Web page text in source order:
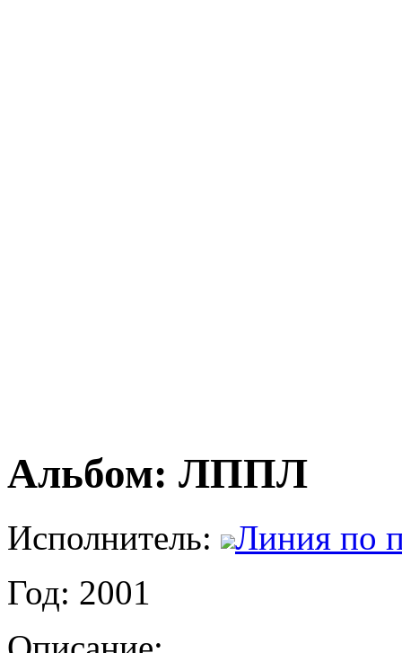
Альбом: ЛППЛ
Исполнитель:
Линия по
Год: 2001